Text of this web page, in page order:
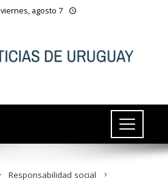
viernes, agosto 7
Responsabilidad social